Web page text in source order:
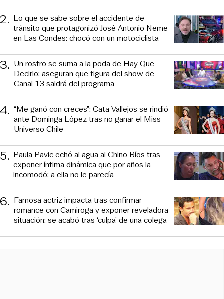
2. Lo que se sabe sobre el accidente de
tránsito que protagonizó José Antonio Neme
en Las Condes: chocó con un motociclista
3. Un rostro se suma a la poda de Hay Que
Decirlo: aseguran que figura del show de
Canal 13 saldrá del programa
4. “Me ganó con creces”: Cata Vallejos se rindió
ante Dominga López tras no ganar el Miss
Universo Chile
5. Paula Pavic echó al agua al Chino Ríos tras
exponer íntima dinámica que por años la
incomodó: a ella no le parecía
6. Famosa actriz impacta tras confirmar
romance con Camiroga y exponer reveladora
situación: se acabó tras ‘culpa’ de una colega